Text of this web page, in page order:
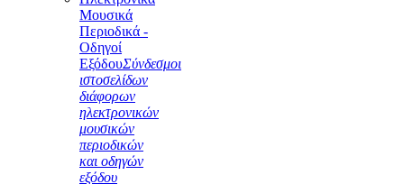
Μουσικά
Περιοδικά -
Οδηγοί
ΕξόδουΣύνδεσμοι
ιστοσελίδων
διάφορων
ηλεκτρονικών
μουσικών
περιοδικών
και οδηγών
εξόδου